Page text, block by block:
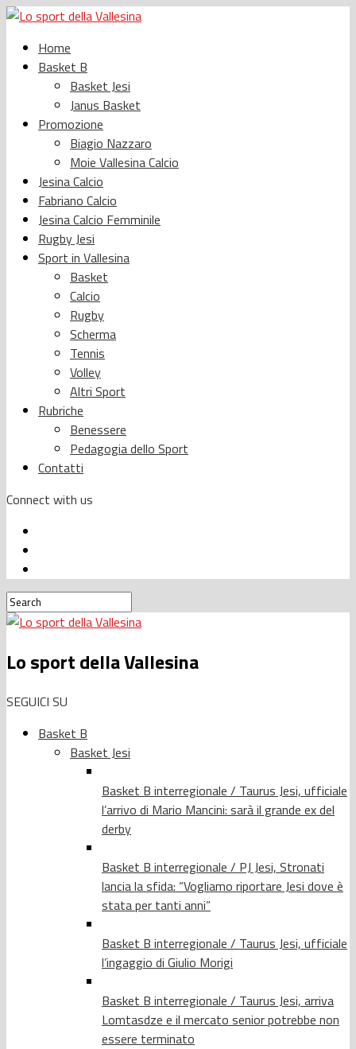
Home
Basket B
Basket Jesi
Janus Basket
Promozione
Biagio Nazzaro
Moie Vallesina Calcio
Jesina Calcio
Fabriano Calcio
Jesina Calcio Femminile
Rugby Jesi
Sport in Vallesina
Basket
Calcio
Rugby
Scherma
Tennis
Volley
Altri Sport
Rubriche
Benessere
Pedagogia dello Sport
Contatti
Connect with us
Lo sport della Vallesina
SEGUICI SU
Basket B
Basket Jesi
Basket B interregionale / Taurus Jesi, ufficiale
l’arrivo di Mario Mancini: sarà il grande ex del
derby
Basket B interregionale / PJ Jesi, Stronati
lancia la sfida: “Vogliamo riportare Jesi dove è
stata per tanti anni”
Basket B interregionale / Taurus Jesi, ufficiale
l’ingaggio di Giulio Morigi
Basket B interregionale / Taurus Jesi, arriva
Lomtasdze e il mercato senior potrebbe non
essere terminato